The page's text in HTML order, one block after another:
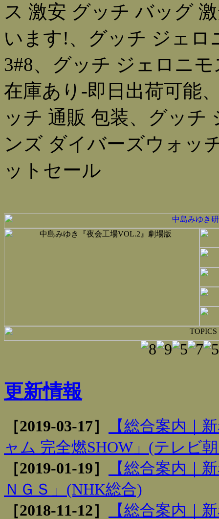
ス 激安 グッチ バッグ
います!、グッチ ジェロ
3#8、グッチ ジェロニ
在庫あり-即日出荷可能
ッチ 通販 包装、グッチ
ンズ ダイバーズウォッ
ットセール
更新情報
［2019-03-17］
【総合案内｜
ャム 完全燃SHOW」(テレビ
［2019-01-19］
【総合案内｜
ＮＧＳ」(NHK総合)
［2018-11-12］
【総合案内｜